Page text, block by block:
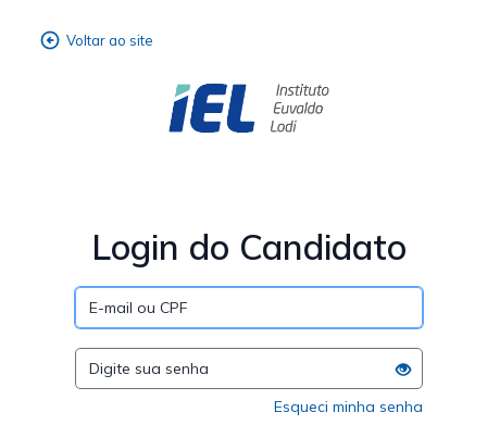
Login do Candidato
Esqueci minha senha